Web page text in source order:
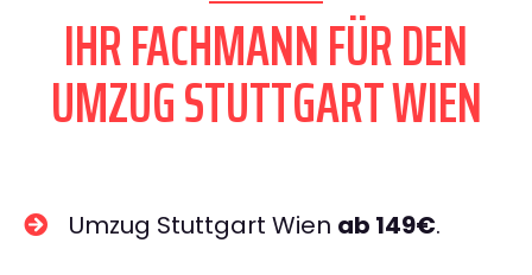
IHR FACHMANN FÜR DEN
UMZUG STUTTGART WIEN
Umzug Stuttgart Wien ab 149€.